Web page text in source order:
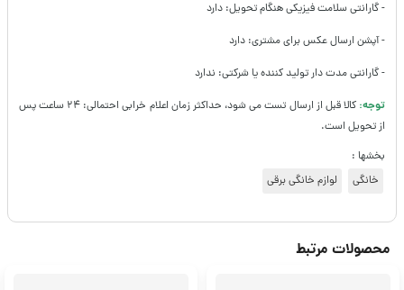
- گارانتی سلامت فیزیکی هنگام تحویل: دارد
- آپشن ارسال عکس برای مشتری: دارد
- گارانتی مدت دار تولید کننده یا شرکتی: ندارد
توجه:
کالا قبل از ارسال تست می شود، حداکثر زمان اعلام خرابی احتمالی: ۲۴ ساعت پس
از تحویل است.
بخشها :
خانگی
لوازم خانگی برقی
محصولات مرتبط